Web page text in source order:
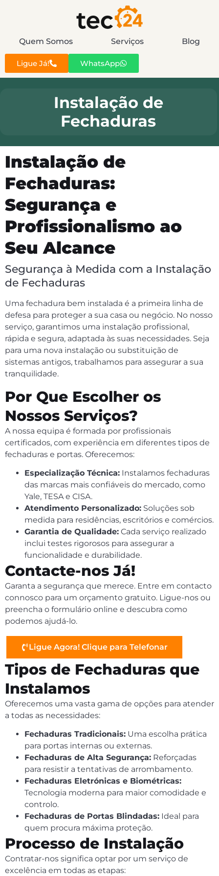
Quem Somos Serviços Blog
Ligue Já! WhatsApp
Instalação de
Fechaduras
Instalação de
Fechaduras:
Segurança e
Profissionalismo ao
Seu Alcance
Segurança à Medida com a Instalação
de Fechaduras
Uma fechadura bem instalada é a primeira linha de
defesa para proteger a sua casa ou negócio. No nosso
serviço, garantimos uma instalação profissional,
rápida e segura, adaptada às suas necessidades. Seja
para uma nova instalação ou substituição de
sistemas antigos, trabalhamos para assegurar a sua
tranquilidade.
Por Que Escolher os
Nossos Serviços?
A nossa equipa é formada por profissionais
certificados, com experiência em diferentes tipos de
fechaduras e portas. Oferecemos:
Especialização Técnica: Instalamos fechaduras
das marcas mais confiáveis do mercado, como
Yale, TESA e CISA.
Atendimento Personalizado: Soluções sob
medida para residências, escritórios e comércios.
Garantia de Qualidade: Cada serviço realizado
inclui testes rigorosos para assegurar a
funcionalidade e durabilidade.
Contacte-nos Já!
Garanta a segurança que merece. Entre em contacto
connosco para um orçamento gratuito. Ligue-nos ou
preencha o formulário online e descubra como
podemos ajudá-lo.
Ligue Agora! Clique para Telefonar
Tipos de Fechaduras que
Instalamos
Oferecemos uma vasta gama de opções para atender
a todas as necessidades:
Fechaduras Tradicionais: Uma escolha prática
para portas internas ou externas.
Fechaduras de Alta Segurança: Reforçadas
para resistir a tentativas de arrombamento.
Fechaduras Eletrónicas e Biométricas:
Tecnologia moderna para maior comodidade e
controlo.
Fechaduras de Portas Blindadas: Ideal para
quem procura máxima proteção.
Processo de Instalação
Contratar-nos significa optar por um serviço de
excelência em todas as etapas: